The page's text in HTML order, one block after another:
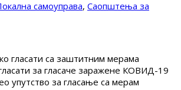
самоуправа, Саопштења за
гласати са заштитним мерама
за гласаче заражене КОВИД-19
упутство за гласање са мерам